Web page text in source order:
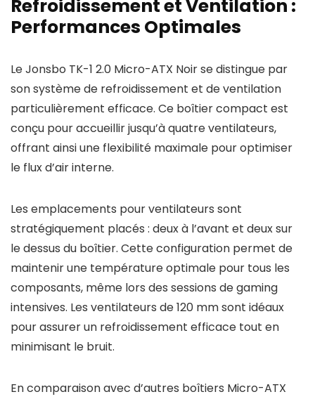
Refroidissement et Ventilation :
Performances Optimales
Le Jonsbo TK-1 2.0 Micro-ATX Noir se distingue par
son système de refroidissement et de ventilation
particulièrement efficace. Ce boîtier compact est
conçu pour accueillir jusqu’à quatre ventilateurs,
offrant ainsi une flexibilité maximale pour optimiser
le flux d’air interne.
Les emplacements pour ventilateurs sont
stratégiquement placés : deux à l’avant et deux sur
le dessus du boîtier. Cette configuration permet de
maintenir une température optimale pour tous les
composants, même lors des sessions de gaming
intensives. Les ventilateurs de 120 mm sont idéaux
pour assurer un refroidissement efficace tout en
minimisant le bruit.
En comparaison avec d’autres boîtiers Micro-ATX